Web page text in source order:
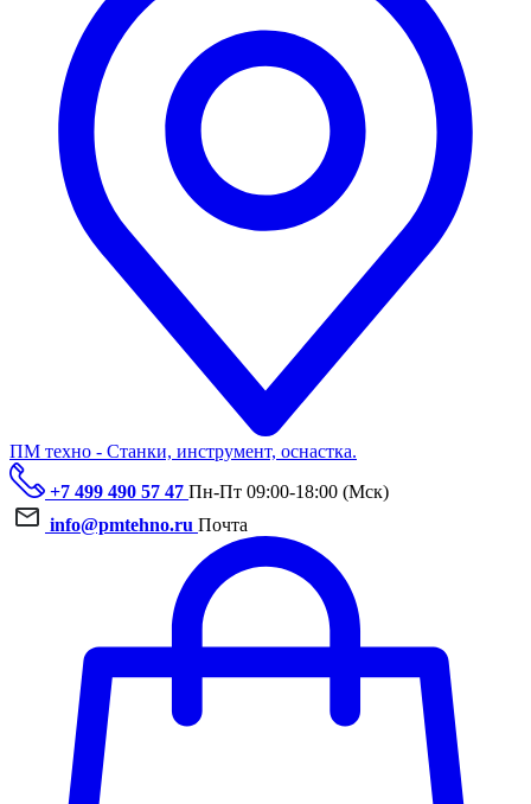
ПМ техно - Станки, инструмент, оснастка.
+7 499 490 57 47 Пн-Пт 09:00-18:00 (Мск)
info@pmtehno.ru Почта